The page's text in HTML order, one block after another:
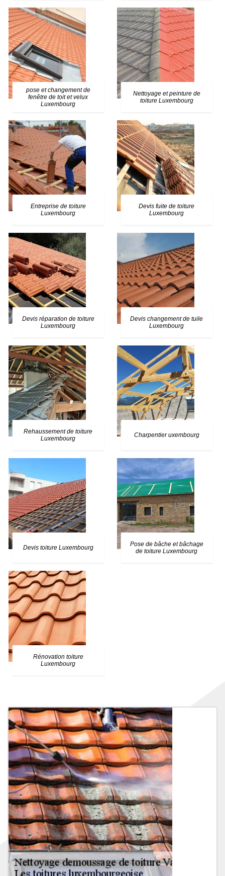
pose et changement de
fenêtre de toit et velux
Luxembourg
Nettoyage et peinture de
toiture Luxembourg
Entreprise de toiture
Luxembourg
Devis fuite de toiture
Luxembourg
Devis réparation de toiture
Luxembourg
Devis changement de tuile
Luxembourg
Rehaussement de toiture
Luxembourg
Charpentier uxembourg
Devis toiture Luxembourg
Pose de bâche et bâchage
de toiture Luxembourg
Rénovation toiture
Luxembourg